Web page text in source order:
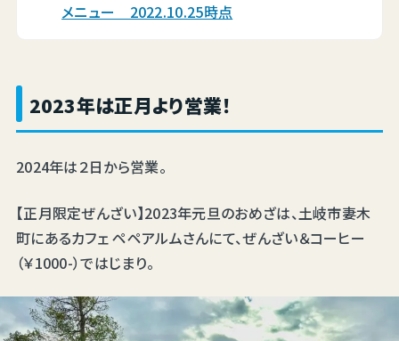
メニュー 2022.10.25時点
2023年は正月より営業！
2024年は２日から営業。
【正月限定ぜんざい】2023年元旦のおめざは、土岐市妻木
町にあるカフェ ペペアルムさんにて、ぜんざい＆コーヒー
（￥1000-）ではじまり。